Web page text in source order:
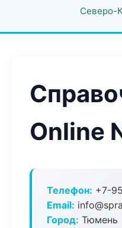
Северо-
Online
Телефон: +7-
Email:
Город: Тюмень